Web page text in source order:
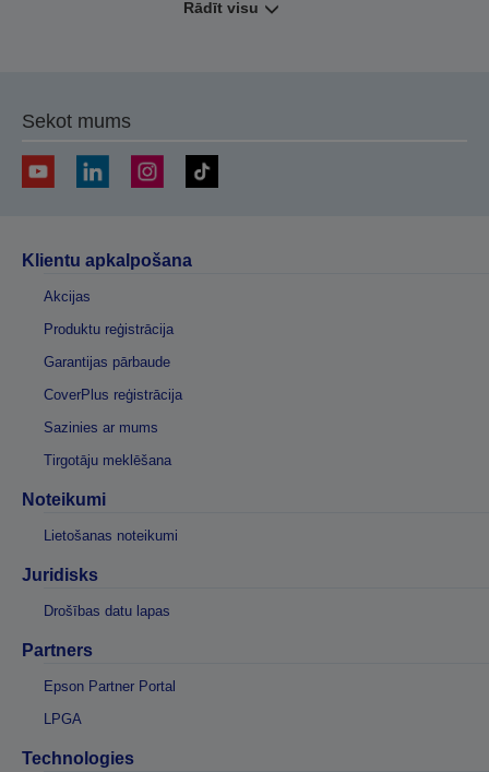
Rādīt visu
Sekot mums
Klientu apkalpošana
Akcijas
Produktu reģistrācija
Garantijas pārbaude
CoverPlus reģistrācija
Sazinies ar mums
Tirgotāju meklēšana
Noteikumi
Lietošanas noteikumi
Juridisks
Drošības datu lapas
Partners
Epson Partner Portal
LPGA
Technologies